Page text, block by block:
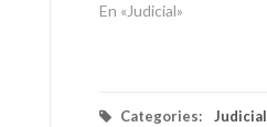
En «Judicial»
Categories: Judicial